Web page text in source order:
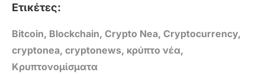
Ετικέτες:
Bitcoin, Blockchain, Crypto Nea, Cryptocurrency,
cryptonea, cryptonews, κρύπτο νέα,
Κρυπτονομίσματα